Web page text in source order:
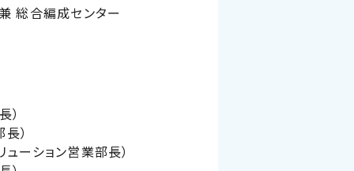
総合編成センター
）
ーション営業部長）